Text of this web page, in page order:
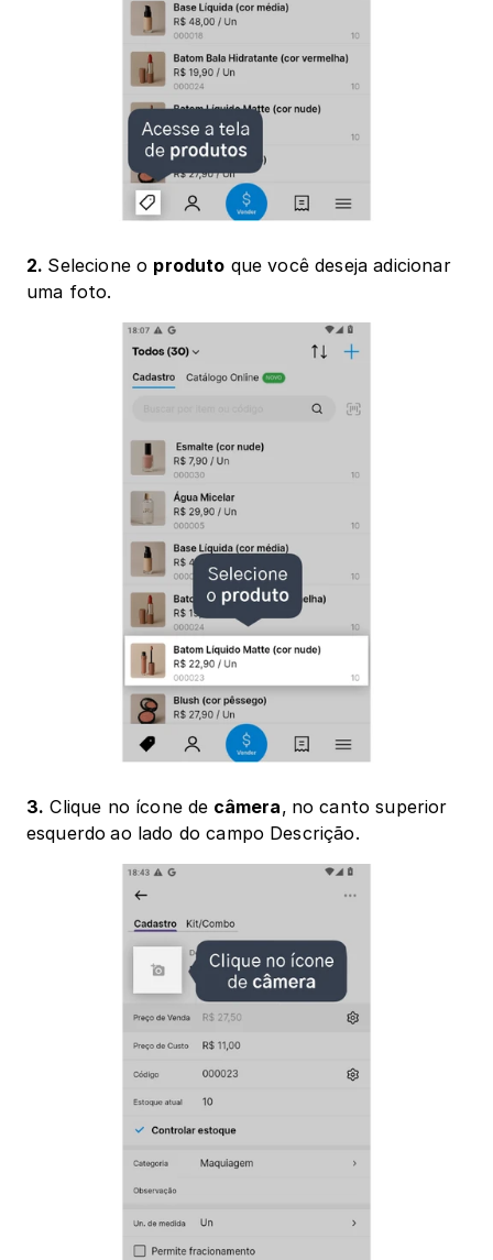
2. Selecione o produto que você deseja adicionar
uma foto.
3. Clique no ícone de câmera, no canto superior
esquerdo ao lado do campo Descrição.